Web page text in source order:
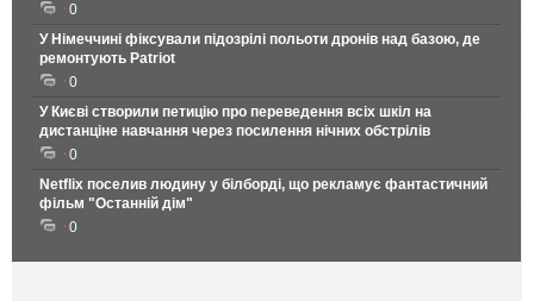
0
У Німеччині фіксували підозрілі польоти дронів над базою, де
ремонтують Patriot
0
У Києві створили петицію про переведення всіх шкіл на
дистанціне навчання через посилення нічних обстрілів
0
Netflix поселив людину у білборді, що рекламує фантастичний
фільм "Останній дім"
0